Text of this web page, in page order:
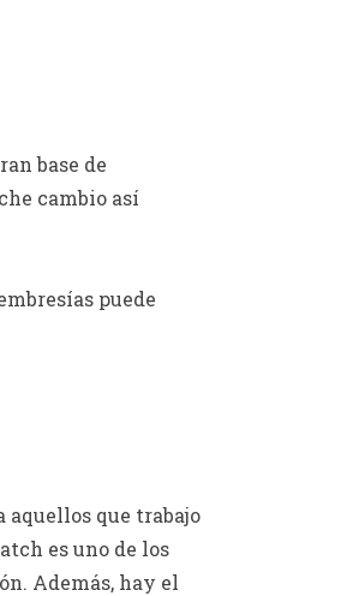
base de
cambio así
puede
que trabajo
es uno de los
Además, hay el